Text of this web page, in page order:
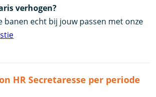
verhogen?
banen echt bij jouw passen met onze
HR Secretaresse per periode